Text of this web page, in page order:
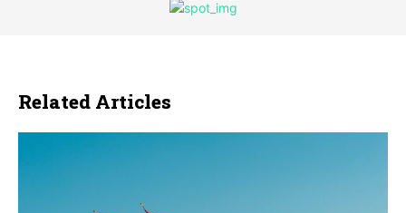
Related Articles